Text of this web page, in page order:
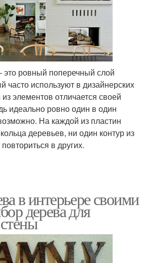
ровный поперечный слой
часто используют в дизайнерских
элементов отличается своей
идеально ровно один в один
На каждой из пластин
деревьев, ни один контур из
в других.
в интерьере своими
дерева для